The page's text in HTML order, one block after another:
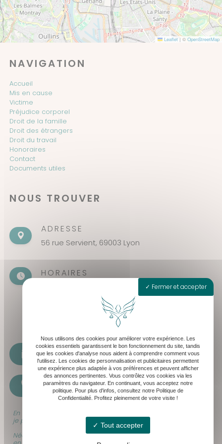
Leaflet | © OpenStreetMap
NAVIGATION
Accueil
Mis en cause
Victime
Préjudice corporel
Droit de la famille
Droit des étrangers
Droit du travail
Honoraires
Contact
Documents utiles
NOUS TROUVER
ADRESSE
56 rue Servient, 69003 Lyon
HORAIRES
Seulement sur rendez-vous
Lundi - Vendredi : 8h30 - 19h30
Samedi : 8h30 - 13h
cabinet@levequeavocat.fr
07 61 17 34 46
En raison de mes audiences et déplacements professionnels,
je peux être momentanément indisponible.
Néanmoins, soyez rassurés que tous vos appels sont bien pris
Fermer et accepter
Nous utilisons des cookies pour améliorer votre expérience. Les
cookies essentiels garantissent le bon fonctionnement du site, tandis
que les cookies d'analyse nous aident à comprendre comment vous
l'utilisez. Les cookies de personnalisation et publicitaires permettent
une expérience plus adaptée à vos préférences et peuvent afficher
des annonces pertinentes. Vous contrôlez vos cookies via les
paramètres du navigateur. En continuant, vous acceptez notre
politique. Pour plus d'infos, consultez notre Politique de
Confidentialité. Profitez pleinement de votre visite !
Tout accepter